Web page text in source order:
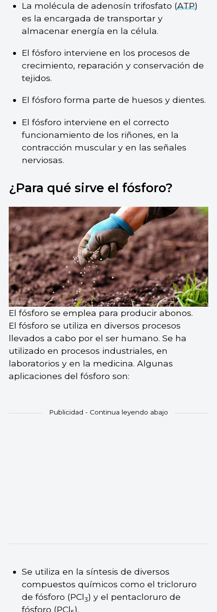
La molécula de adenosín trifosfato (ATP)
es la encargada de transportar y
almacenar energía en la célula.
El fósforo interviene en los procesos de
crecimiento, reparación y conservación de
tejidos.
El fósforo forma parte de huesos y dientes.
El fósforo interviene en el correcto
funcionamiento de los riñones, en la
contracción muscular y en las señales
nerviosas.
¿Para qué sirve el fósforo?
El fósforo se emplea para producir abonos.
El fósforo se utiliza en diversos procesos
llevados a cabo por el ser humano. Se ha
utilizado en procesos industriales, en
laboratorios y en la medicina. Algunas
aplicaciones del fósforo son:
Se utiliza en la síntesis de diversos
compuestos químicos como el tricloruro
de fósforo (PCl3) y el pentacloruro de
fósforo (PCl ).